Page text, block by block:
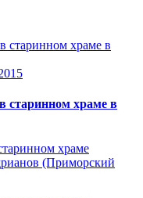
старинном храме в
храме
(Приморский